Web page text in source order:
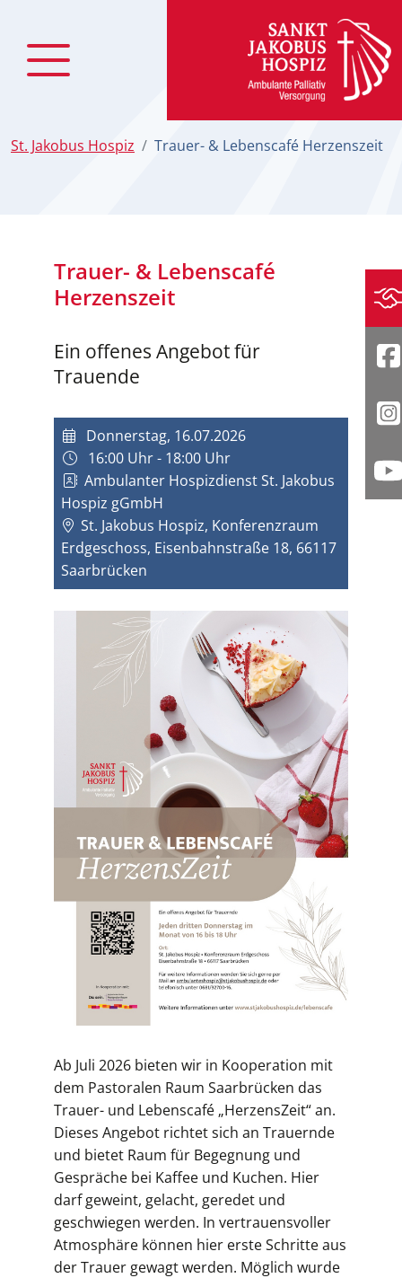
St. Jakobus Hospiz Trauer- & Lebenscafé Herzenszeit
Trauer- & Lebenscafé
Herzenszeit
Ein offenes Angebot für
Trauende
Donnerstag, 16.07.2026
16:00 Uhr - 18:00 Uhr
Ambulanter Hospizdienst St. Jakobus
Hospiz gGmbH
St. Jakobus Hospiz, Konferenzraum
Erdgeschoss, Eisenbahnstraße 18, 66117
Saarbrücken
Ab Juli 2026 bieten wir in Kooperation mit
dem Pastoralen Raum Saarbrücken das
Trauer- und Lebenscafé „HerzensZeit“ an.
Dieses Angebot richtet sich an Trauernde
und bietet Raum für Begegnung und
Gespräche bei Kaffee und Kuchen. Hier
darf geweint, gelacht, geredet und
geschwiegen werden. In vertrauensvoller
Atmosphäre können hier erste Schritte aus
der Trauer gewagt werden. Möglich wurde